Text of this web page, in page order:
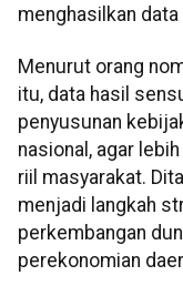
menghasilkan
Menurut orang
itu, data hasil
penyusunan
nasional, agar
riil masyarakat.
menjadi langkah
perkembangan
perekonomian